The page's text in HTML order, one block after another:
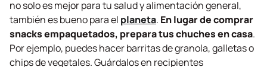
no solo es mejor para tu salud y alimentación general,
también es bueno para el planeta. En lugar de comprar
snacks empaquetados, prepara tus chuches en casa.
Por ejemplo, puedes hacer barritas de granola, galletas o
chips de vegetales. Guárdalos en recipientes